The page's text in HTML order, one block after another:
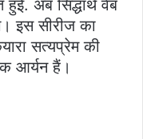
अब सिद्धार्थ वेब
इस सीरीज का
सत्यप्रेम की
आर्यन हैं।